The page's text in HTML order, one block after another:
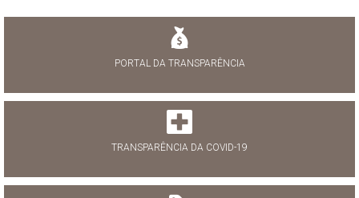
PORTAL DA TRANSPARÊNCIA
TRANSPARÊNCIA DA COVID-19